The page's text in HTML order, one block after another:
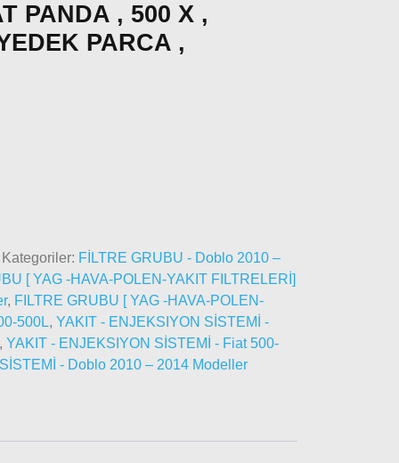
PANDA , 500 X ,
PARCA ,
Kategoriler: FİLTRE GRUBU - Doblo 2010 –
[ YAG -HAVA-POLEN-YAKIT FILTRELERİ]
, FILTRE GRUBU [ YAG -HAVA-POLEN-
500L,YAKIT - ENJEKSIYON SİSTEMİ -
,YAKIT - ENJEKSIYON SİSTEMİ - Fiat 500-
- Doblo 2010 – 2014 Modeller